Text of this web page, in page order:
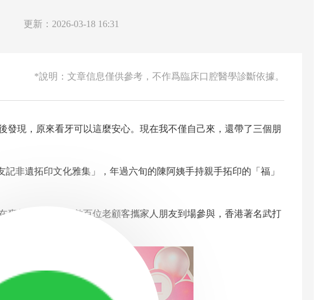
更新：2026-03-18 16:31
*說明：文章信息僅供參考，不作爲臨床口腔醫學診斷依據。
現，原來看牙可以這麼安心。現在我不僅自己來，還帶了三個朋
遺拓印文化雅集」，年過六旬的陳阿姨手持親手拓印的「福」
芽完成種牙的數百位老顧客攜家人朋友到場參與，香港著名武打
享種牙經歷及養生心得。